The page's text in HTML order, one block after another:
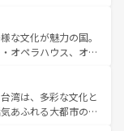
食が融合した独特の
域で異なる魅力を楽
を感じることができ
い。
光地といえばオアフ
イ島やカウアイ島が
海をはじめ、豊かな
えてくれるハワイの
イアンミュージッ
がハワイの魅力を彩
な文化が魅力の国。
オペラハウス、オー
ルル（エアーズロッ
アンズの熱帯雨林な
ェやワイン、オージ
湾は、多彩な文化と
あふれる大都市の台